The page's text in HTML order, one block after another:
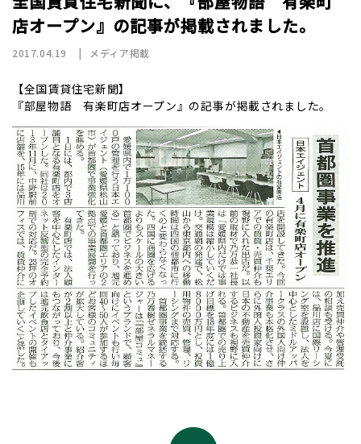
店オープン』の記事が掲載されました。
2017.04.19 メディア掲載
【全国賃貸住宅新聞】
『部屋物語 有楽町店オープン』の記事が掲載されました。